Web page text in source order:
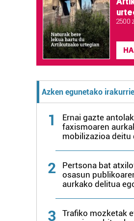
2.500
Azken egunetako
1
Ernai gazte
faxismoaren
mobilizazioa deitu
2
Pertsona bat
osasun
aurkako delitua
3
Trafiko mozketak